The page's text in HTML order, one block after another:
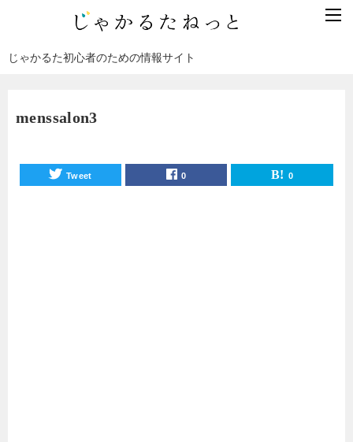
じゃかるた初心者のための情報サイト
menssalon3
Tweet 0 0